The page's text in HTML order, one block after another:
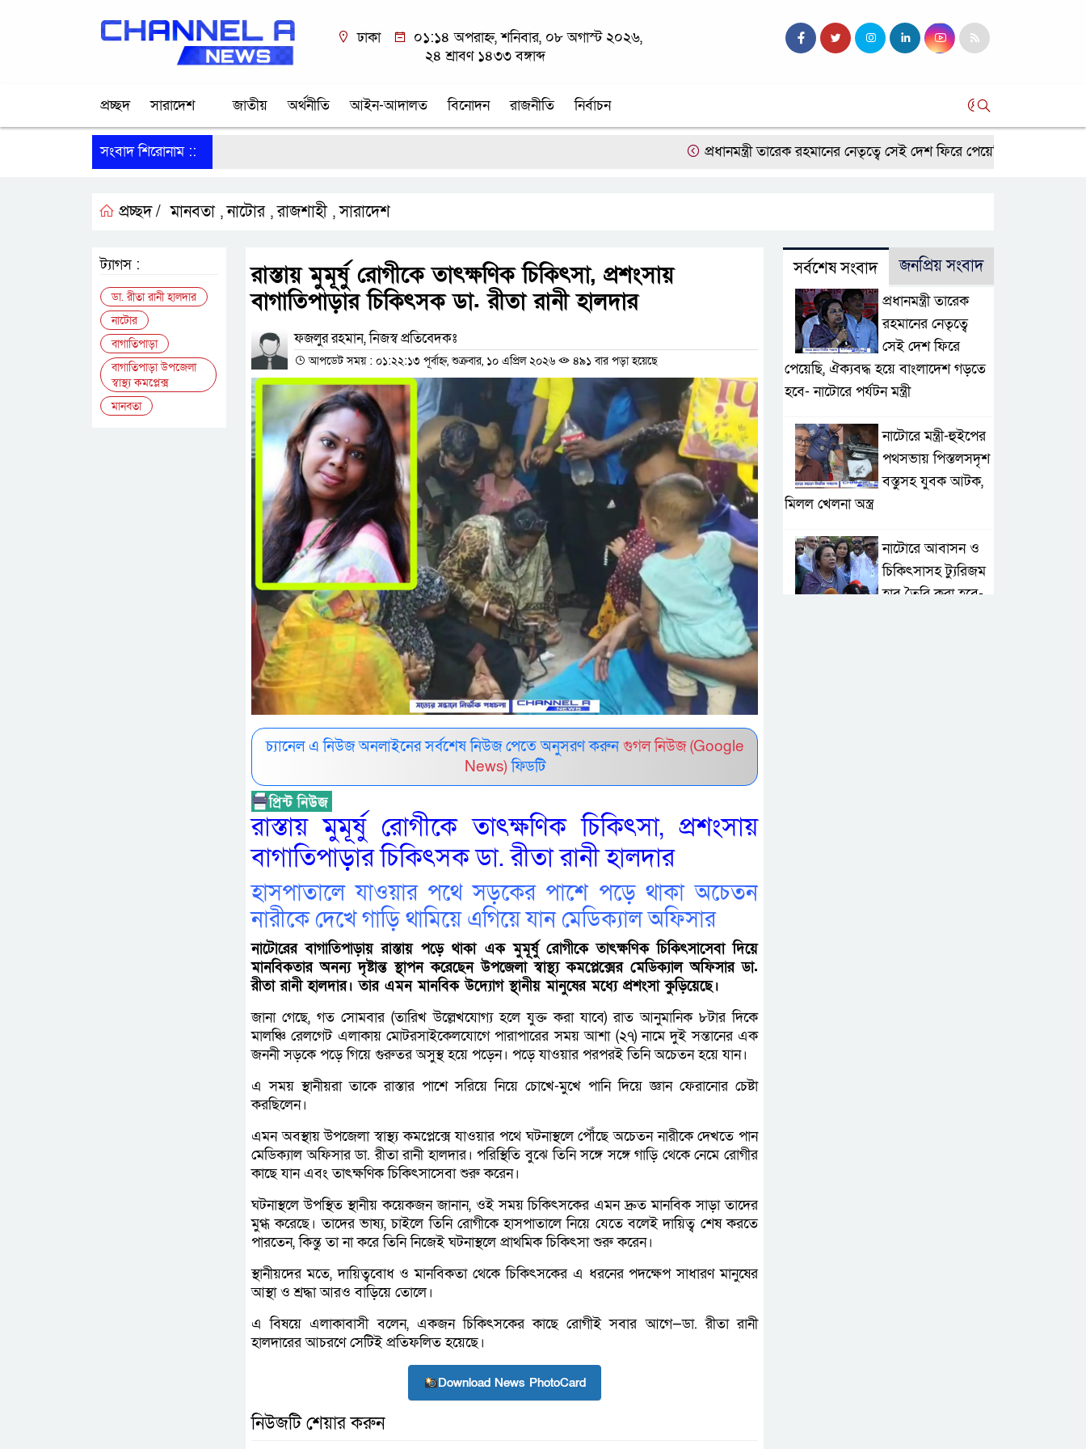
ঢাকা
০১:১৪ অপরাহ্ন, শনিবার, ০৮ অগাস্ট ২০২৬,
২৪ শ্রাবণ ১৪৩৩ বঙ্গাব্দ
প্রচ্ছদ সারাদেশ জাতীয় অর্থনীতি আইন-আদালত বিনোদন রাজনীতি নির্বাচন
সংবাদ শিরোনাম :: প্রধানমন্ত্রী তারেক রহমানের নেতৃত্বে সেই দেশ ফিরে পেয়েছি, ঐক্যবদ্ধ হয়ে
প্রচ্ছদ / মানবতা ,নাটোর ,রাজশাহী ,সারাদেশ
রাস্তায় মুমূর্ষু রোগীকে তাৎক্ষণিক চিকিৎসা, প্রশংসায়
বাগাতিপাড়ার চিকিৎসক ডা. রীতা রানী হালদার
ফজলুর রহমান, নিজস্ব প্রতিবেদকঃ
আপডেট সময় : ০১:২২:১৩ পূর্বাহ্ন, শুক্রবার, ১০ এপ্রিল ২০২৬ ৪৯১ বার পড়া হয়েছে
চ্যানেল এ নিউজ অনলাইনের সর্বশেষ নিউজ পেতে অনুসরণ করুনগুগল নিউজ (Google
News) ফিডটি
রাস্তায় মুমূর্ষু রোগীকে তাৎক্ষণিক চিকিৎসা, প্রশংসায়
বাগাতিপাড়ার চিকিৎসক ডা. রীতা রানী হালদার
হাসপাতালে যাওয়ার পথে সড়কের পাশে পড়ে থাকা অচেতন
নারীকে দেখে গাড়ি থামিয়ে এগিয়ে যান মেডিক্যাল অফিসার
নাটোরের বাগাতিপাড়ায় রাস্তায় পড়ে থাকা এক মুমূর্ষু রোগীকে তাৎক্ষণিক চিকিৎসাসেবা দিয়ে
মানবিকতার অনন্য দৃষ্টান্ত স্থাপন করেছেন উপজেলা স্বাস্থ্য কমপ্লেক্সের মেডিক্যাল অফিসার ডা.
রীতা রানী হালদার। তার এমন মানবিক উদ্যোগ স্থানীয় মানুষের মধ্যে প্রশংসা কুড়িয়েছে।
জানা গেছে, গত সোমবার (তারিখ উল্লেখযোগ্য হলে যুক্ত করা যাবে) রাত আনুমানিক ৮টার দিকে
মালঞ্চি রেলগেট এলাকায় মোটরসাইকেলযোগে পারাপারের সময় আশা (২৭) নামে দুই সন্তানের এক
জননী সড়কে পড়ে গিয়ে গুরুতর অসুস্থ হয়ে পড়েন। পড়ে যাওয়ার পরপরই তিনি অচেতন হয়ে যান।
এ সময় স্থানীয়রা তাকে রাস্তার পাশে সরিয়ে নিয়ে চোখে-মুখে পানি দিয়ে জ্ঞান ফেরানোর চেষ্টা
করছিলেন।
এমন অবস্থায় উপজেলা স্বাস্থ্য কমপ্লেক্সে যাওয়ার পথে ঘটনাস্থলে পৌঁছে অচেতন নারীকে দেখতে পান
মেডিক্যাল অফিসার ডা. রীতা রানী হালদার। পরিস্থিতি বুঝে তিনি সঙ্গে সঙ্গে গাড়ি থেকে নেমে রোগীর
কাছে যান এবং তাৎক্ষণিক চিকিৎসাসেবা শুরু করেন।
ঘটনাস্থলে উপস্থিত স্থানীয় কয়েকজন জানান, ওই সময় চিকিৎসকের এমন দ্রুত মানবিক সাড়া তাদের
মুগ্ধ করেছে। তাদের ভাষ্য, চাইলে তিনি রোগীকে হাসপাতালে নিয়ে যেতে বলেই দায়িত্ব শেষ করতে
পারতেন, কিন্তু তা না করে তিনি নিজেই ঘটনাস্থলে প্রাথমিক চিকিৎসা শুরু করেন।
স্থানীয়দের মতে, দায়িত্ববোধ ও মানবিকতা থেকে চিকিৎসকের এ ধরনের পদক্ষেপ সাধারণ মানুষের
আস্থা ও শ্রদ্ধা আরও বাড়িয়ে তোলে।
এ বিষয়ে এলাকাবাসী বলেন, একজন চিকিৎসকের কাছে রোগীই সবার আগে—ডা. রীতা রানী
হালদারের আচরণে সেটিই প্রতিফলিত হয়েছে।
Download News PhotoCard
নিউজটি শেয়ার করুন
ট্যাগস :
ডা. রীতা রানী হালদার
নাটোর
বাগাতিপাড়া
বাগাতিপাড়া উপজেলা
স্বাস্থ্য কমপ্লেক্স
মানবতা
সর্বশেষ সংবাদ জনপ্রিয় সংবাদ
প্রধানমন্ত্রী তারেক
রহমানের নেতৃত্বে
সেই দেশ ফিরে
পেয়েছি, ঐক্যবদ্ধ হয়ে বাংলাদেশ গড়তে
হবে- নাটোরে পর্যটন মন্ত্রী
নাটোরে মন্ত্রী-হুইপের
পথসভায় পিস্তলসদৃশ
বস্তুসহ যুবক আটক,
মিলল খেলনা অস্ত্র
নাটোরে আবাসন ও
চিকিৎসাসহ ট্যুরিজম
হাব তৈরি করা হবে-